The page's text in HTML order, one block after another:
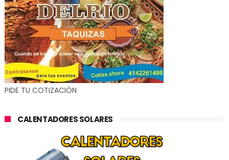
PIDE TU COTIZACIÓN
CALENTADORES SOLARES